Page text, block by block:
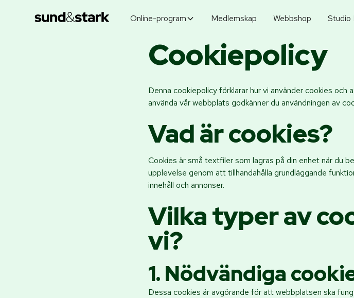
Online-program Medlemskap Webbshop Studio
Cookiepolicy
Denna cookiepolicy förklarar hur vi använder cookies
använda vår webbplats godkänner du användningen av
Vad är cookies?
Cookies är små textfiler som lagras på din enhet när du
upplevelse genom att tillhandahålla grundläggande
innehåll och annonser.
Vilka typer av
vi?
1. Nödvändiga
Dessa cookies är avgörande för att webbplatsen ska